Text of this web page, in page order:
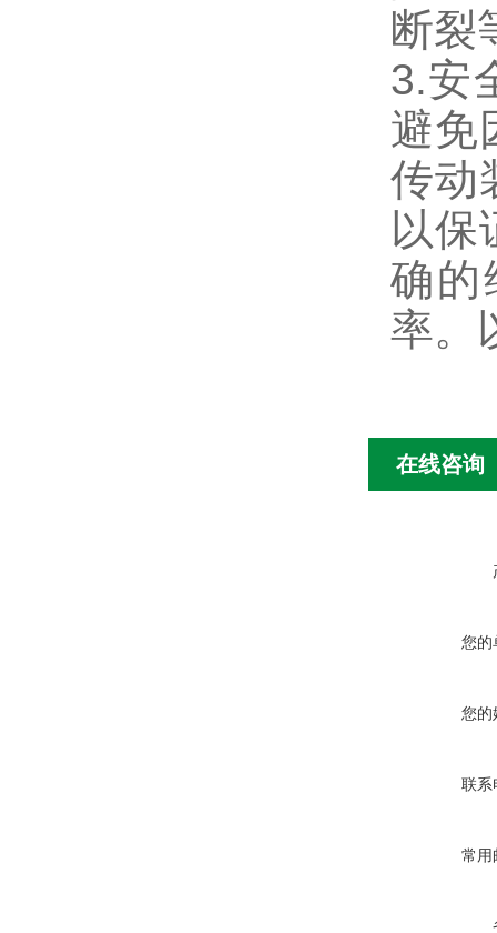
断裂
3.安
避免
传动
以保
确的
率。
在线咨询
您的
您的
联系
常用